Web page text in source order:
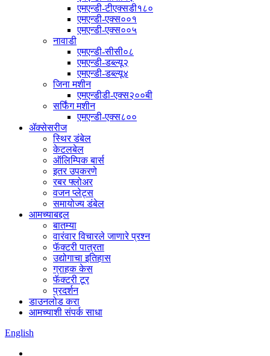
एमएन्डी-टीएक्सडी१८०
एमएन्डी-एक्स००१
एमएन्डी-एक्स००५
नावाडी
एमएन्डी-सीसी०८
एमएन्डी-डब्ल्यू२
एमएन्डी-डब्ल्यू४
जिना मशीन
एमएन्डीडी-एक्स२००बी
सर्फिंग मशीन
एमएन्डी-एक्स८००
ॲक्सेसरीज
स्थिर डंबेल
केटलबेल
ऑलिम्पिक बार्स
इतर उपकरणे
रबर फ्लोअर
वजन प्लेट्स
समायोज्य डंबेल
आमच्याबद्दल
बातम्या
वारंवार विचारले जाणारे प्रश्न
फॅक्टरी पात्रता
उद्योगाचा इतिहास
ग्राहक केस
फॅक्टरी टूर
प्रदर्शन
डाउनलोड करा
आमच्याशी संपर्क साधा
English